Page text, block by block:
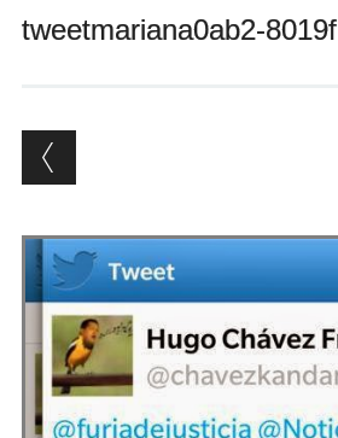
tweetmariana0ab2-8019f